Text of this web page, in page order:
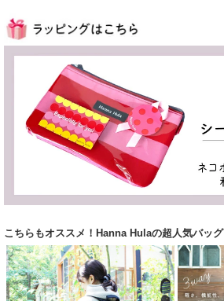
こちらもオススメ！Hanna Hulaの超人気バッグ